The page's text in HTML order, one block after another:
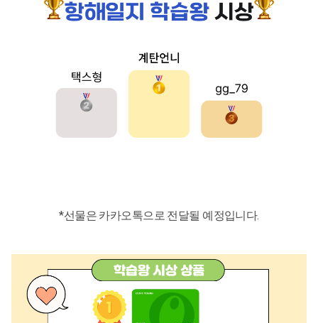
*선물은 카카오톡으로 전달될 예정입니다.